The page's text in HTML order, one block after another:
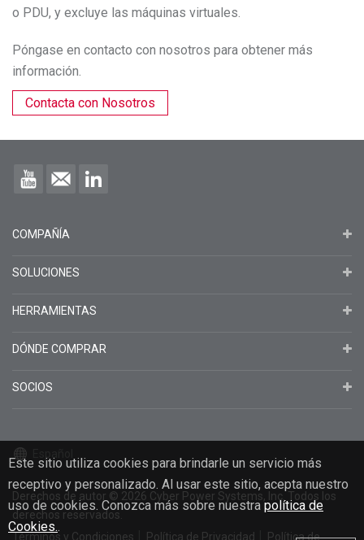
o PDU, y excluye las máquinas virtuales.
Póngase en contacto con nosotros para obtener más
información.
Contacta con Nosotros
Este sitio utiliza cookies para brindarle un servicio más
receptivo y personalizado. Al usar este sitio, acepta nuestro
uso de cookies. Conozca más sobre nuestra política de
Cookies..
COMPAÑÍA
SOLUCIONES
HERRAMIENTAS
DÓNDE COMPRAR
SOCIOS
Derechos de autor © 2026 Cyber Power Systems, Inc. Todos los
derechos reservados.
Términos y Condiciones
Política de Privacidad Política de